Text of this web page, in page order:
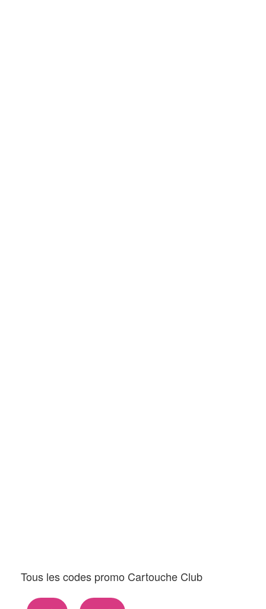
Tous les codes promo Cartouche Club